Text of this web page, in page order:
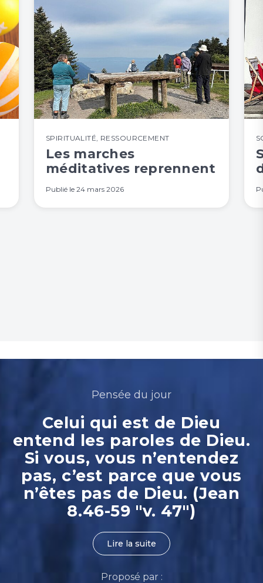
SPIRITUALITÉ RESSOURCEMENT
Les marches
méditatives reprennent
Publié le 24 mars 2026
Pensée du jour
Celui qui est de Dieu
entend les paroles de Dieu.
Si vous, vous n’entendez
pas, c’est parce que vous
n’êtes pas de Dieu. (Jean
8.46-59 "v. 47")
Lire la suite
Proposé par :